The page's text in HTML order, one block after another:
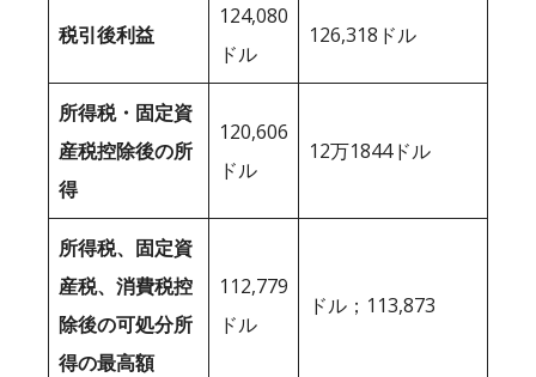
税引後利益
124,080
ドル
126,318ドル
所得税・固定資
産税控除後の所
得
120,606
ドル
12万1844ドル
所得税、固定資
産税、消費税控
除後の可処分所
得の最高額
112,779
ドル
ドル；113,873